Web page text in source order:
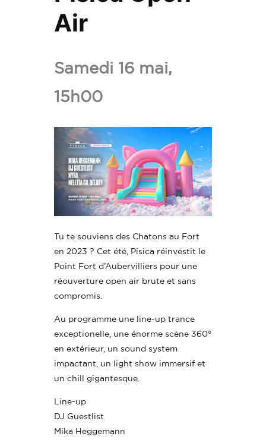
Air
Pisica
Open
Air
aux
favoris.
Samedi 16 mai,
15h00
Tu te souviens des Chatons au Fort
en 2023 ? Cet été, Pisica réinvestit le
Point Fort d’Aubervilliers pour une
réouverture open air brute et sans
compromis.
Au programme une line-up trance
exceptionelle, une énorme scène 360°
en extérieur, un sound system
impactant, un light show immersif et
un chill gigantesque.
Line-up
DJ Guestlist
Mika Heggemann